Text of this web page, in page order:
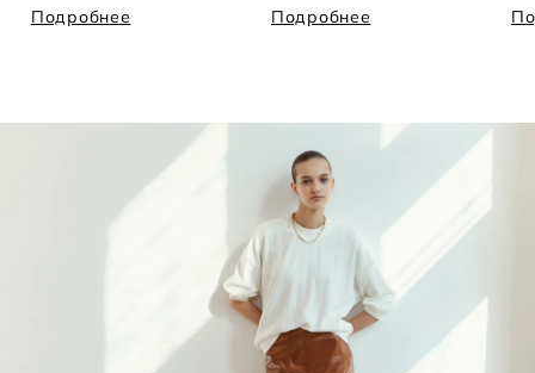
Подробнее
Подробнее